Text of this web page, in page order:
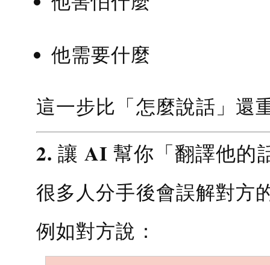
他需要什麼
這一步比「怎麼說話」還
2. 讓 AI 幫你「翻譯他的
很多人分手後會誤解對方
例如對方說：